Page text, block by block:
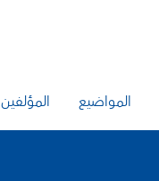
المواضيع المؤلفين